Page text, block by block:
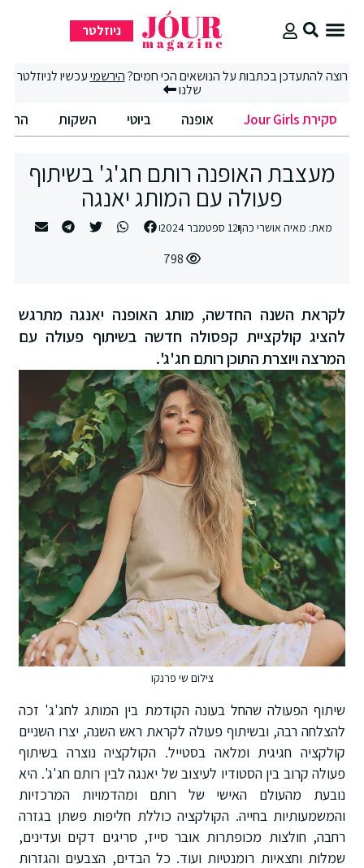
ניוזלטר
רוצה להתעדכן בכתבות על הנושאים הכי חמים?הירשמיעכשיו לניוזלטר
שלנו
סקירת Jour Girls אופנה ביוטי השקות החיים
מעצבת האופנה רותם חג'ג' בשיתוף
פעולה עם המותג יאנגה
מאת:מאיה אושרי כהן12 ספטמבר 2024
798
לקראת השנה החדשה, מותג האופנה יאנגה מתרגש
להציג קולקציית קפסולה חדשה בשיתוף פעולה עם
המרצה ויוצרת התוכן רותם חג'ג'.
צילום שי פרנקו
שיתוף הפעולה שהחל בעונה הקודמת בין המותג לחג'ג' זכה
להצלחה רבה, ובשיתוף פעולה לקראת ראש השנה, יצרו השניים
קולקציה חגיגית ומלאה בסטייל. הקולקציה נוצרה בשיתוף
פעולה קרוב בין הסטודיו לעיצוב של יאנגה לבין רותם חג'ג'. היא
נובעת מהעולם האישי של רותם ומהדמויות המרכזיות
והמשמעותיות בחייה. הקולקציה כוללת חליפות פשתן בגזרה
רחבה, חולצות מכופתרות אובר סייז, סריגים דקים ועדינים,
שמלות וחצאיות רומנטיות ועוד. כל הבדים, הצבעים והגזרות